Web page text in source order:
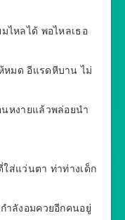
ไหลได้ พอไหลเธอ
หมด อีแรดหีบาน ไม่
นหงายแล้วพล่อยนำ
ส่แว่นตา ท่าท่างเด็ก
ำลังอมควยอีกคนอยู่